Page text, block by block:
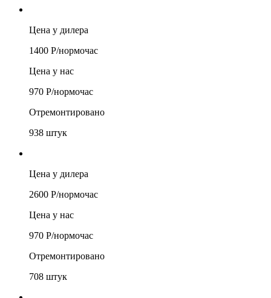
Цена у дилера
1400 Р/нормочас
Цена у нас
970 Р/нормочас
Отремонтировано
938 штук
Цена у дилера
2600 Р/нормочас
Цена у нас
970 Р/нормочас
Отремонтировано
708 штук